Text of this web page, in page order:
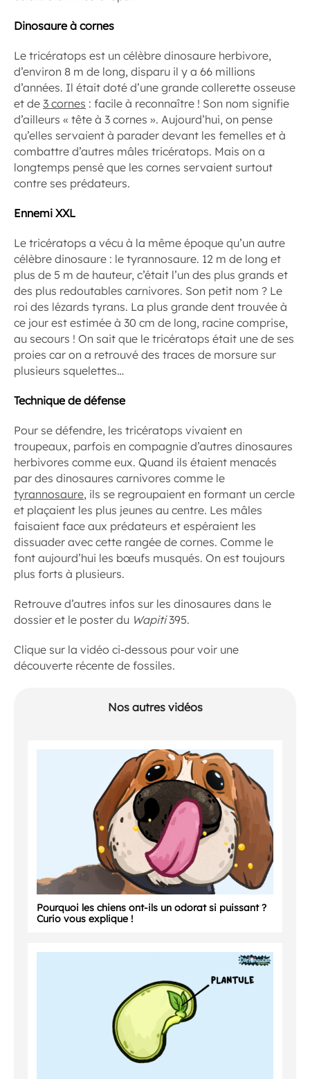
Dinosaure à cornes
Le tricératops est un célèbre dinosaure herbivore,
d’environ 8 m de long, disparu il y a 66 millions
d’années. Il était doté d’une grande collerette osseuse
et de 3 cornes : facile à reconnaître ! Son nom signifie
d’ailleurs « tête à 3 cornes ». Aujourd’hui, on pense
qu’elles servaient à parader devant les femelles et à
combattre d’autres mâles tricératops. Mais on a
longtemps pensé que les cornes servaient surtout
contre ses prédateurs.
Ennemi XXL
Le tricératops a vécu à la même époque qu’un autre
célèbre dinosaure : le tyrannosaure. 12 m de long et
plus de 5 m de hauteur, c’était l’un des plus grands et
des plus redoutables carnivores. Son petit nom ? Le
roi des lézards tyrans. La plus grande dent trouvée à
ce jour est estimée à 30 cm de long, racine comprise,
au secours ! On sait que le tricératops était une de ses
proies car on a retrouvé des traces de morsure sur
plusieurs squelettes…
Technique de défense
Pour se défendre, les tricératops vivaient en
troupeaux, parfois en compagnie d’autres dinosaures
herbivores comme eux. Quand ils étaient menacés
par des dinosaures carnivores comme le
tyrannosaure, ils se regroupaient en formant un cercle
et plaçaient les plus jeunes au centre. Les mâles
faisaient face aux prédateurs et espéraient les
dissuader avec cette rangée de cornes. Comme le
font aujourd’hui les bœufs musqués. On est toujours
plus forts à plusieurs.
Retrouve d’autres infos sur les dinosaures dans le
dossier et le poster du Wapiti395.
Clique sur la vidéo ci-dessous pour voir une
découverte récente de fossiles.
Nos autres vidéos
Pourquoi les chiens ont-ils un odorat si puissant ?
Curio vous explique !